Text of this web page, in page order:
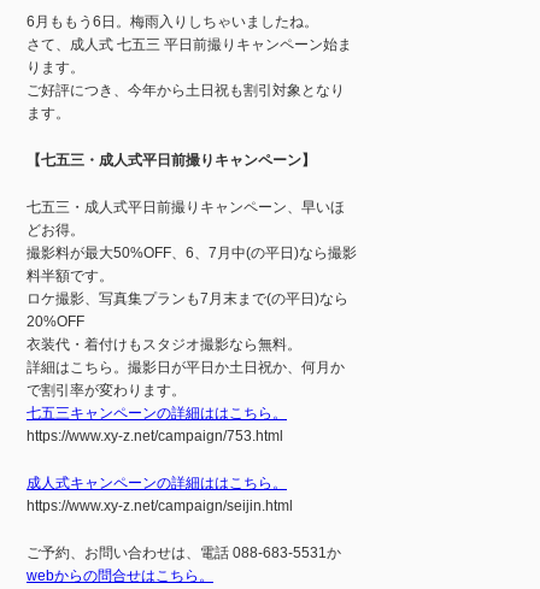
6月ももう6日。梅雨入りしちゃいましたね。
さて、成人式 七五三 平日前撮りキャンペーン始ま
ります。
ご好評につき、今年から土日祝も割引対象となり
ます。
【七五三・成人式平日前撮りキャンペーン】
七五三・成人式平日前撮りキャンペーン、早いほ
どお得。
撮影料が最大50%OFF、6、7月中(の平日)なら撮影
料半額です。
ロケ撮影、写真集プランも7月末まで(の平日)なら
20%OFF
衣装代・着付けもスタジオ撮影なら無料。
詳細はこちら。撮影日が平日か土日祝か、何月か
で割引率が変わります。
七五三キャンペーンの詳細ははこちら。
https://www.xy-z.net/campaign/753.html
成人式キャンペーンの詳細ははこちら。
https://www.xy-z.net/campaign/seijin.html
ご予約、お問い合わせは、電話 088-683-5531か
webからの問合せはこちら。